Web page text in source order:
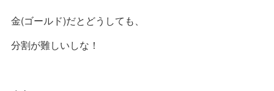
金(ゴールド)だとどうしても、
分割が難しいしな！